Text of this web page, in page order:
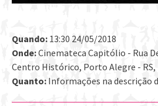
Quando: 13:30 24/05/2018
Onde:Cinemateca Capitólio - Rua
Centro Histórico, Porto Alegre - RS,
Quanto: Informações na descrição